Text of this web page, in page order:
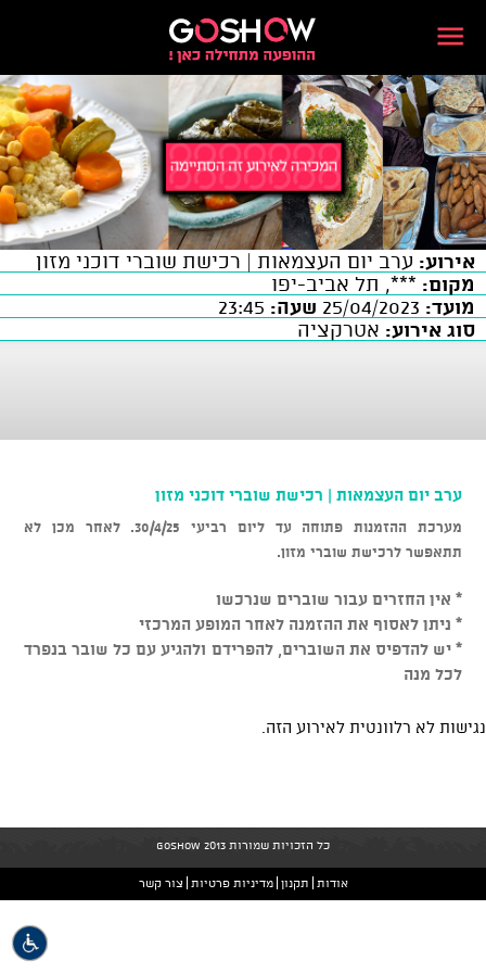
אירוע: ערב יום העצמאות | רכישת שוברי דוכני מזון
מקום: ***, תל אביב-יפו
מועד:
שעה:
סוג אירוע: אטרקציה
ערב יום העצמאות | רכישת שוברי דוכני מזון
מערכת ההזמנות פתוחה עד ליום רביעי 30/4/25. לאחר מכן לא
תתאפשר לרכישת שוברי מזון.
* אין החזרים עבור שוברים שנרכשו
* ניתן לאסוף את ההזמנה לאחר המופע המרכזי
* יש להדפיס את השוברים, להפרידם ולהגיע עם כל שובר בנפרד
לכל מנה
נגישות לא רלוונטית לאירוע הזה.
כל הזכויות שמורות GoShow 2013
אודות תקנון מדיניות פרטיות צור קשר